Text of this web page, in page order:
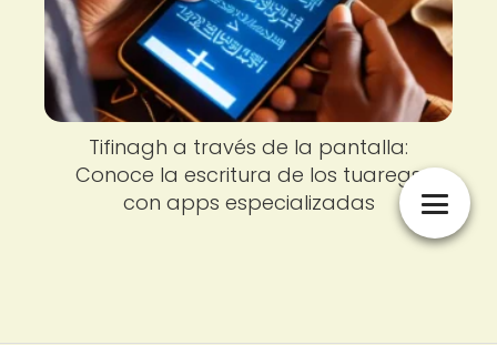
Tifinagh a través de la pantalla:
Conoce la escritura de los tuaregs
con apps especializadas